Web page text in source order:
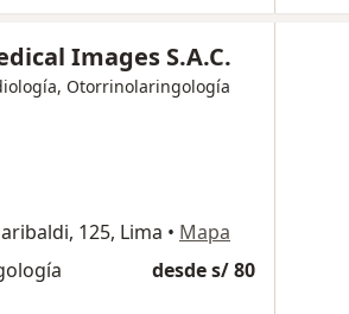
Images S.A.C.
Otorrinolaringología
125, Lima • Mapa
desde s/ 80